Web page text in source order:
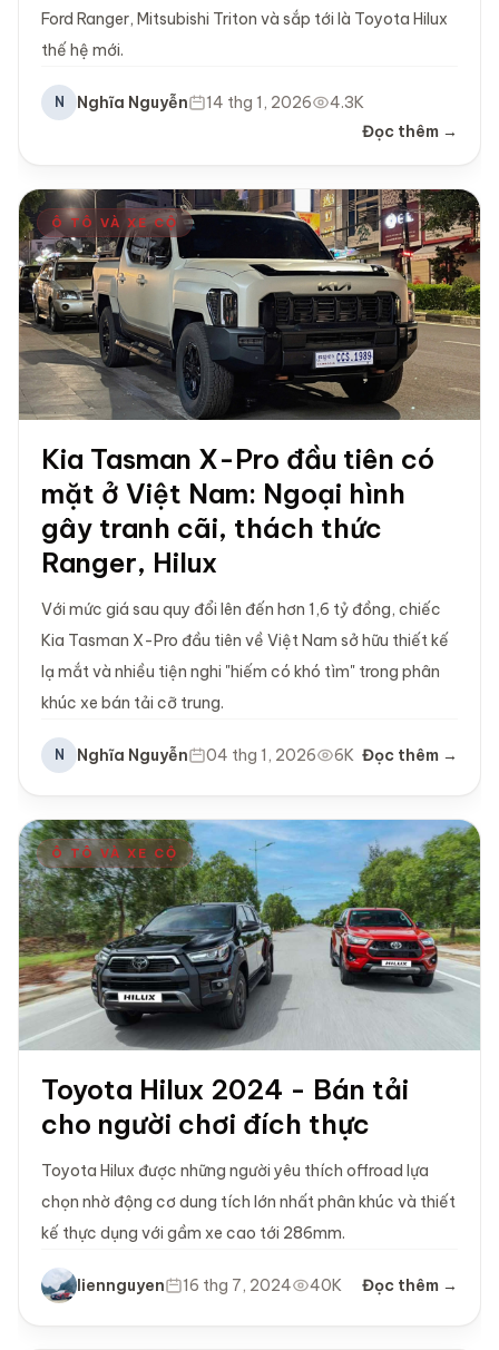
Ford Ranger, Mitsubishi Triton và sắp tới là Toyota Hilux
thế hệ mới.
N Nghĩa Nguyễn 14 thg 1, 2026
4.3K
Đọc thêm →
Ô TÔ VÀ XE CỘ
Kia Tasman X-Pro đầu tiên có
mặt ở Việt Nam: Ngoại hình
gây tranh cãi, thách thức
Ranger, Hilux
Với mức giá sau quy đổi lên đến hơn 1,6 tỷ đồng, chiếc
Kia Tasman X-Pro đầu tiên về Việt Nam sở hữu thiết kế
lạ mắt và nhiều tiện nghi "hiếm có khó tìm" trong phân
khúc xe bán tải cỡ trung.
N Nghĩa Nguyễn 04 thg 1, 2026 6K Đọc thêm →
Ô TÔ VÀ XE CỘ
Toyota Hilux 2024 - Bán tải
cho người chơi đích thực
Toyota Hilux được những người yêu thích offroad lựa
chọn nhờ động cơ dung tích lớn nhất phân khúc và thiết
kế thực dụng với gầm xe cao tới 286mm.
liennguyen 16 thg 7, 2024 40K Đọc thêm →